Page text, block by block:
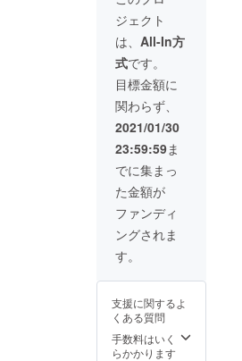
日本を盛り
上げていけ
たらと思っ
ておりま
す。
費税・
送料込
ジェクト
は、 All-In方
式です。
目標金額に
関わらず、
2021/01/30
23:59:59ま
でに集まっ
た金額が
ファンディ
ングされま
す。
支援に関するよ
くある質問
手数料はいく
らかかります